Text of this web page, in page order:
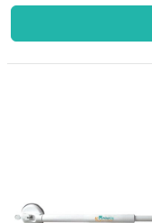
Добрич
New Products
• Showers and
• Vanity Areas: